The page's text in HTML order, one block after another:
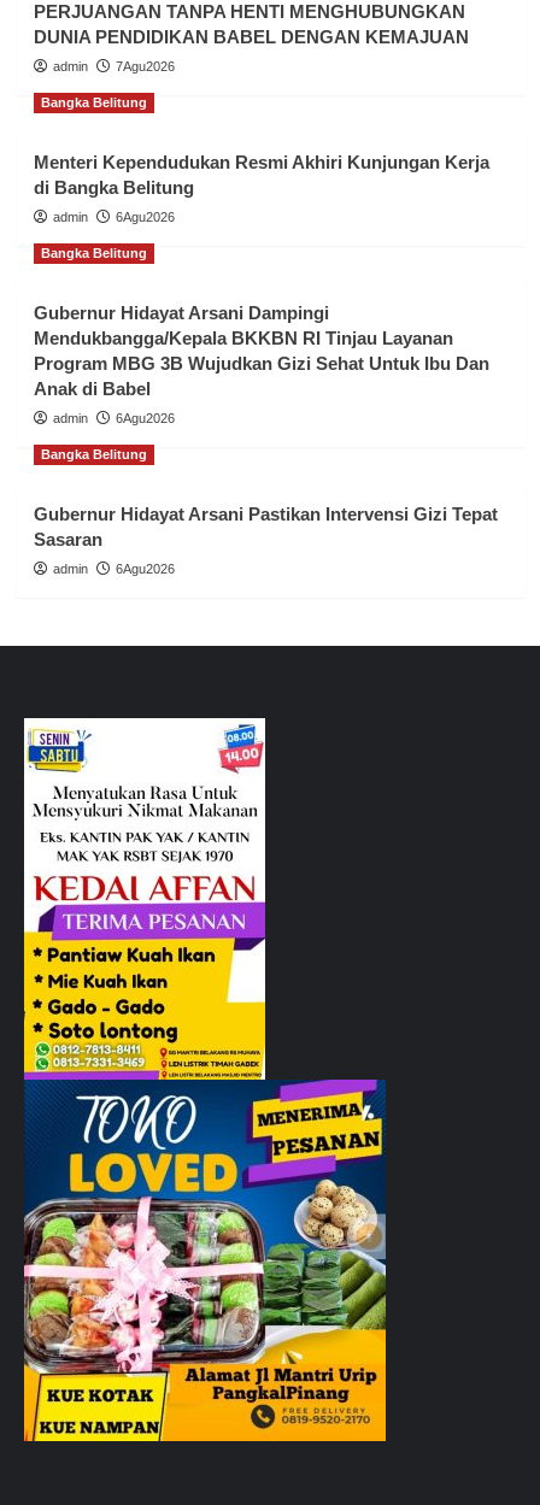
PERJUANGAN TANPA HENTI MENGHUBUNGKAN
DUNIA PENDIDIKAN BABEL DENGAN KEMAJUAN
admin 7Agu2026
Bangka Belitung
Menteri Kependudukan Resmi Akhiri Kunjungan Kerja
di Bangka Belitung
admin 6Agu2026
Bangka Belitung
Gubernur Hidayat Arsani Dampingi
Mendukbangga/Kepala BKKBN RI Tinjau Layanan
Program MBG 3B Wujudkan Gizi Sehat Untuk Ibu Dan
Anak di Babel
admin 6Agu2026
Bangka Belitung
Gubernur Hidayat Arsani Pastikan Intervensi Gizi Tepat
Sasaran
admin 6Agu2026